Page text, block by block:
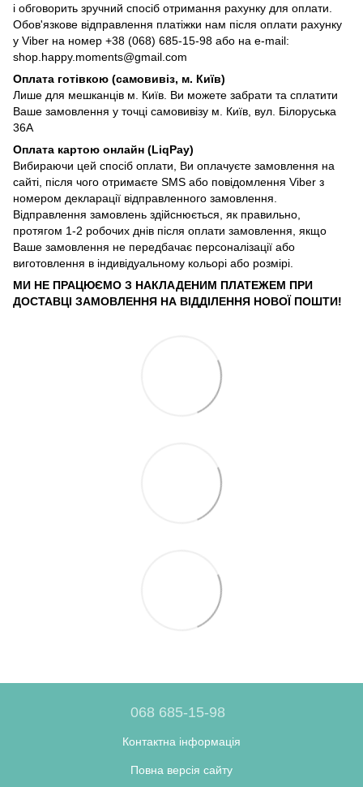
і обговорить зручний спосіб отримання рахунку для оплати.
Обов'язкове відправлення платіжки нам після оплати рахунку
у Viber на номер +38 (068) 685-15-98 або на e-mail:
shop.happy.moments@gmail.com
Оплата готівкою (самовивіз, м. Київ)
Лише для мешканців м. Київ. Ви можете забрати та сплатити
Ваше замовлення у точці самовивізу м. Київ, вул. Білоруська
36А
Оплата картою онлайн (LiqPay)
Вибираючи цей спосіб оплати, Ви оплачуєте замовлення на
сайті, після чого отримаєте SMS або повідомлення Viber з
номером декларації відправленного замовлення.
Відправлення замовлень здійснюється, як правильно,
протягом 1-2 робочих днів після оплати замовлення, якщо
Ваше замовлення не передбачає персоналізації або
виготовлення в індивідуальному кольорі або розмірі.
МИ НЕ ПРАЦЮЄМО З НАКЛАДЕНИМ ПЛАТЕЖЕМ ПРИ
ДОСТАВЦІ ЗАМОВЛЕННЯ НА ВІДДІЛЕННЯ НОВОЇ ПОШТИ!
068 685-15-98
Контактна інформація
Повна версія сайту